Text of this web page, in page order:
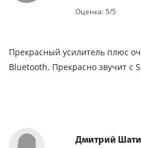
Оценка: 5/5
Прекрасный усилитель плюс
Bluetooth. Прекрасно звучит с
Дмитрий